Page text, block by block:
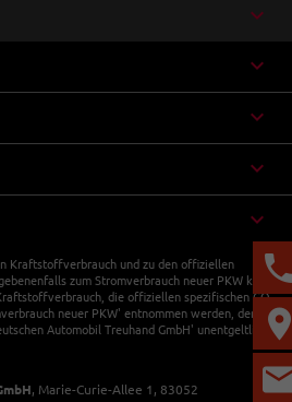
Kraftstoffverbrauch und zu den offiziellen
zum Stromverbrauch neuer PKW können
die offiziellen spezifischen CO -
neuer PKW' entnommen werden, der an
Automobil Treuhand GmbH' unentgeltlich
, Marie-Curie-Allee 1 , 83052